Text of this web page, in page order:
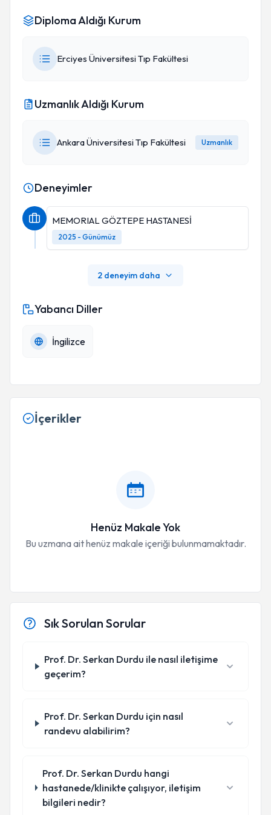
Diploma Aldığı Kurum
Erciyes Üniversitesi Tıp Fakültesi
Uzmanlık Aldığı Kurum
Ankara Üniversitesi Tıp Fakültesi Uzmanlık
Deneyimler
MEMORIAL GÖZTEPE HASTANESİ
2025 - Günümüz
2 deneyim daha
Yabancı Diller
İngilizce
İçerikler
Henüz Makale Yok
Bu uzmana ait henüz makale içeriği bulunmamaktadır.
Sık Sorulan Sorular
Prof. Dr. Serkan Durdu ile nasıl iletişime
geçerim?
Prof. Dr. Serkan Durdu için nasıl
randevu alabilirim?
Prof. Dr. Serkan Durdu hangi
hastanede/klinikte çalışıyor, iletişim
bilgileri nedir?